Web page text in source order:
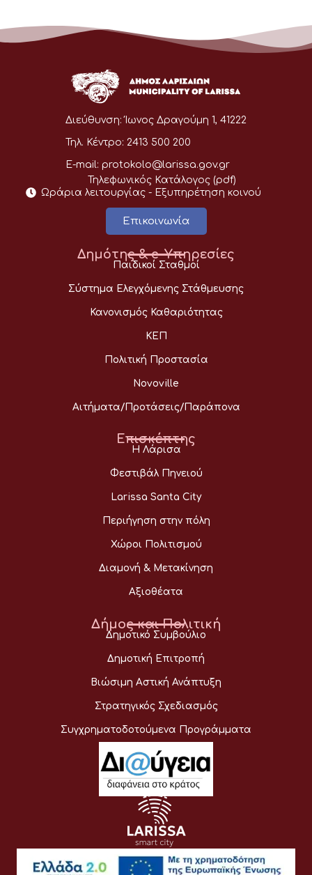
Διεύθυνση: Ίωνος Δραγούμη 1, 41222
Τηλ. Κέντρο: 2413 500 200
E-mail: protokolo@larissa.gov.gr
Τηλεφωνικός Κατάλογος (pdf)
Ωράρια λειτουργίας - Eξυπηρέτηση κοινού
Επικοινωνία
Δημότης & e-Υπηρεσίες
Παιδικοί Σταθμοί
Σύστημα Ελεγχόμενης Στάθμευσης
Κανονισμός Καθαριότητας
ΚΕΠ
Πολιτική Προστασία
Novoville
Αιτήματα/Προτάσεις/Παράπονα
Επισκέπτης
Η Λάρισα
Φεστιβάλ Πηνειού
Larissa Santa City
Περιήγηση στην πόλη
Χώροι Πολιτισμού
Διαμονή & Μετακίνηση
Αξιοθέατα
Δήμος και Πολιτική
Δημοτικό Συμβούλιο
Δημοτική Επιτροπή
Βιώσιμη Αστική Ανάπτυξη
Στρατηγικός Σχεδιασμός
Συγχρηματοδοτούμενα Προγράμματα